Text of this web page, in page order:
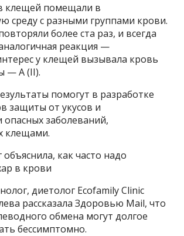
клещей помещали в
среду с разными группами крови.
более ста раз, и всегда
реакция —
у клещей вызывала кровь
— A (II).
помогут в разработке
защиты от укусов и
заболеваний,
клещами.
как часто надо
в крови
диетолог Ecofamily Clinic
рассказала Здоровью Mail, что
обмена могут долгое
бессимптомно.